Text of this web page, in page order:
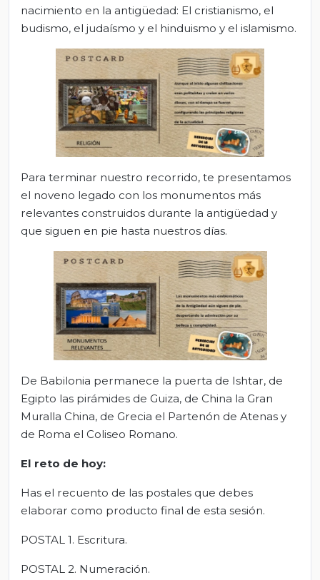
nacimiento en la antigüedad: El cristianismo, el
budismo, el judaísmo y el hinduismo y el islamismo.
Para terminar nuestro recorrido, te presentamos
el noveno legado con los monumentos más
relevantes construidos durante la antigüedad y
que siguen en pie hasta nuestros días.
De Babilonia permanece la puerta de Ishtar, de
Egipto las pirámides de Guiza, de China la Gran
Muralla China, de Grecia el Partenón de Atenas y
de Roma el Coliseo Romano.
El reto de hoy:
Has el recuento de las postales que debes
elaborar como producto final de esta sesión.
POSTAL 1. Escritura.
POSTAL 2. Numeración.